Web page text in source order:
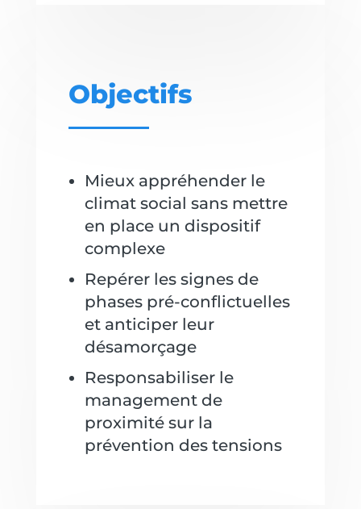
Objectifs
Mieux appréhender le
climat social sans mettre
en place un dispositif
complexe
Repérer les signes de
phases pré-conflictuelles
et anticiper leur
désamorçage
Responsabiliser le
management de
proximité sur la
prévention des tensions